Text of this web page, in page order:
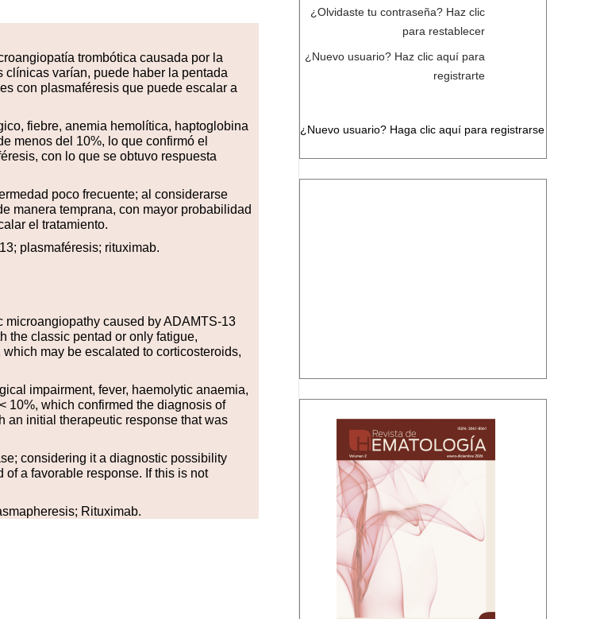
trombótica causada por la
varían, puede haber la pentada
con plasmaféresis que puede escalar a
fiebre, anemia hemolítica, haptoglobina
menos del 10%, lo que confirmó el
con lo que se obtuvo respuesta
poco frecuente; al considerarse
manera temprana, con mayor probabilidad
el tratamiento.
plasmaféresis; rituximab.
caused by ADAMTS-13
the classic pentad or only fatigue,
may be escalated to corticosteroids,
impairment, fever, haemolytic anaemia,
10%, which confirmed the diagnosis of
an initial therapeutic response that was
considering it a diagnostic possibility
of a favorable response. If this is not
Rituximab.
¿Olvidaste tu contraseña? Haz clic
para restablecer
¿Nuevo usuario? Haz clic aquí para
registrarte
¿Nuevo usuario? Haga clic aquí para registrarse